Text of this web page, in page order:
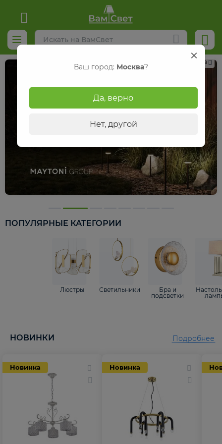
Реклама
ПОПУЛЯРНЫЕ КАТЕГОРИИ
Люстры Светильники
Бра и
подсветки
НОВИНКИ
Новинка Новинка
Подробнее
Ваш город: Москва?
Да, верно
Нет, другой